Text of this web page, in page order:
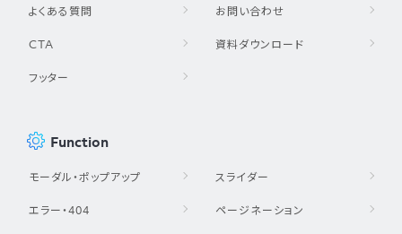
よくある質問
CTA
フッター
お問い合わせ
資料ダウンロード
Function
モーダル・ポップアップ
エラー・404
スライダー
ページネーション